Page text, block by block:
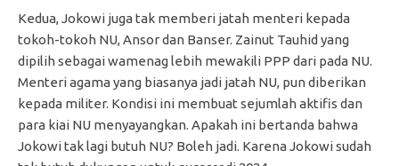
Kedua, Jokowi juga tak memberi jatah menteri kepada
tokoh-tokoh NU, Ansor dan Banser. Zainut Tauhid yang
dipilih sebagai wamenag lebih mewakili PPP dari pada NU.
Menteri agama yang biasanya jadi jatah NU, pun diberikan
kepada militer. Kondisi ini membuat sejumlah aktifis dan
para kiai NU menyayangkan. Apakah ini bertanda bahwa
Jokowi tak lagi butuh NU? Boleh jadi. Karena Jokowi sudah